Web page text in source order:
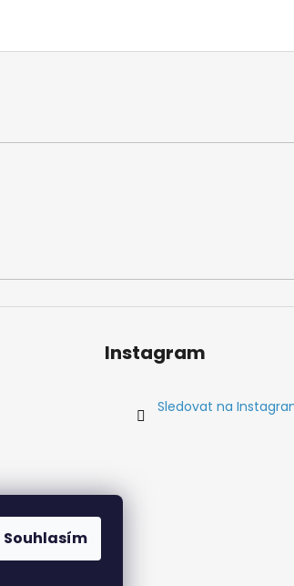
Souhlasím
Instagram
Sledovat na